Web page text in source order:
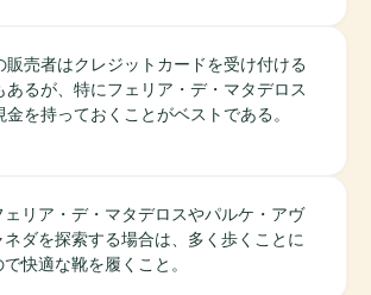
販売者はクレジットカードを受け付ける
あるが、特にフェリア・デ・マタデロス
金を持っておくことがベストである。
ェリア・デ・マタデロスやパルケ・アヴ
ネダを探索する場合は、多く歩くことに
快適な靴を履くこと。